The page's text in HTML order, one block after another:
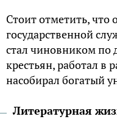
Стоит отметить, что
государственной
стал чиновником по
крестьян, работал в
насобирал богатый
Литературная